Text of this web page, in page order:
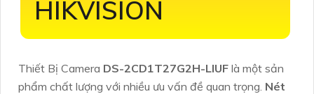
HIKVISION
Thiết Bị Camera DS-2CD1T27G2H-LIUF là một sản
phẩm chất lượng với nhiều ưu vấn đề quan trọng. Nét